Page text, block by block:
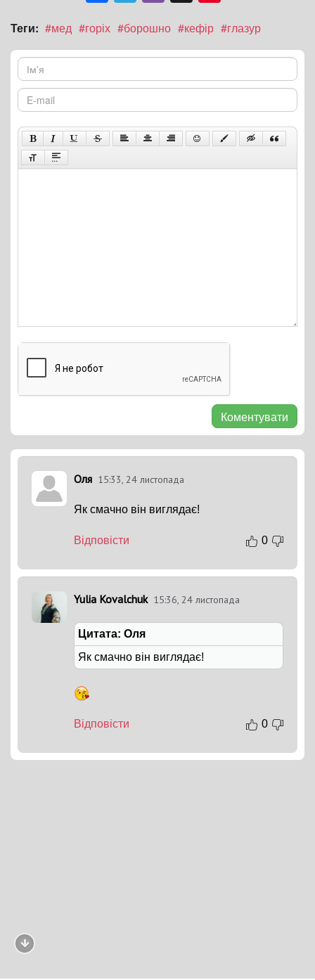
Теги: #мед #горіх #борошно #кефір #глазур
Коментувати
Оля 15:33, 24 листопада
Як смачно він виглядає!
Відповісти 0
Yulia Kovalchuk 15:36, 24 листопада
Цитата: Оля
Як смачно він виглядає!
Відповісти 0